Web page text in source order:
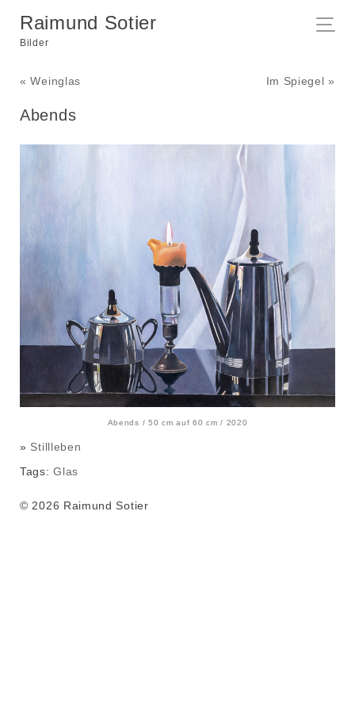
Raimund Sotier
Bilder
Im Spiegel »
« Weinglas
Abends
Abends / 50 cm auf 60 cm / 2020
» Stillleben
Tags:Glas
© 2026 Raimund Sotier